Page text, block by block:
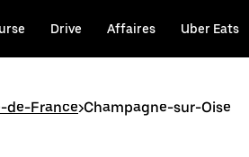
Drive Affaires Uber Eats
de-France>Champagne-sur-Oise